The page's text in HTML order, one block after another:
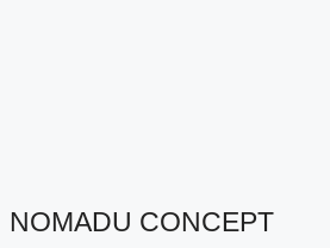
NOMADU CONCEPT